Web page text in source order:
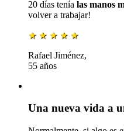
20 días tenía las manos
volver a trabajar!
★ ★ ★ ★ ★
Rafael Jiménez,
55 años
Una nueva vida a